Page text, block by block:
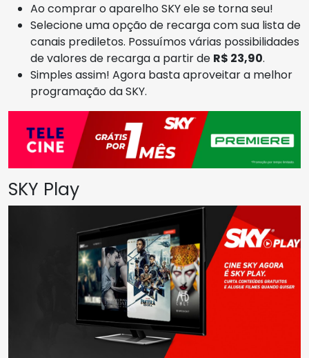
Ao comprar o aparelho SKY ele se torna seu!
Selecione uma opção de recarga com sua lista de
canais prediletos. Possuímos várias possibilidades
de valores de recarga a partir de R$ 23,90.
Simples assim! Agora basta aproveitar a melhor
programação da SKY.
SKY Play